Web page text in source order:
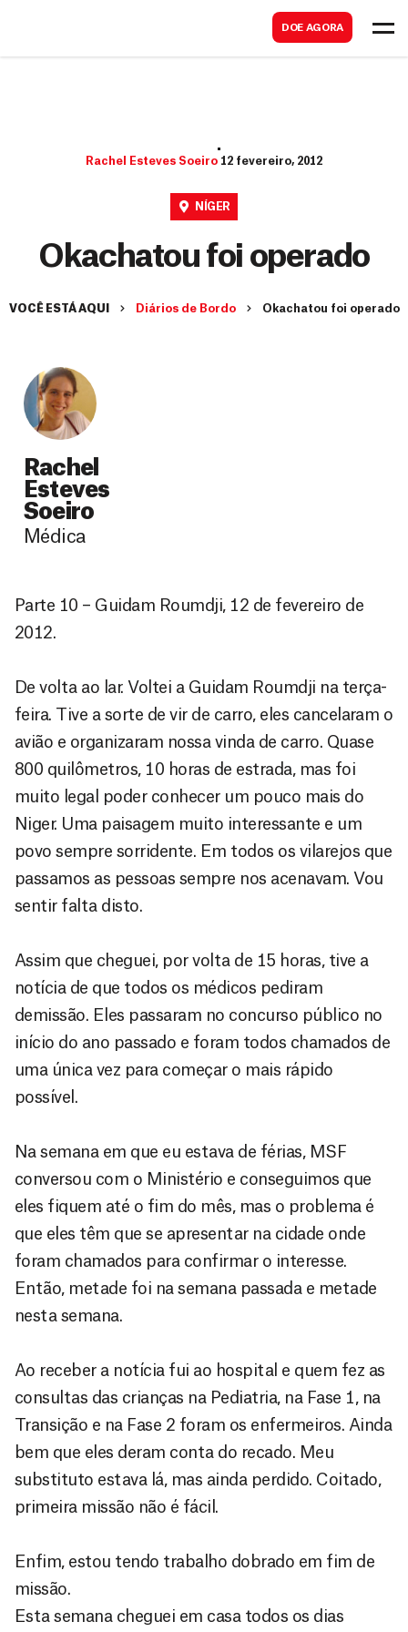
DOE AGORA
Rachel Esteves Soeiro 12 fevereiro, 2012
NÍGER
Okachatou foi operado
VOCÊ ESTÁ AQUI Diários de Bordo Okachatou foi operado
Rachel
Esteves
Soeiro
Médica
Parte 10 – Guidam Roumdji, 12 de fevereiro de
2012.
De volta ao lar. Voltei a Guidam Roumdji na terça-
feira. Tive a sorte de vir de carro, eles cancelaram o
avião e organizaram nossa vinda de carro. Quase
800 quilômetros, 10 horas de estrada, mas foi
muito legal poder conhecer um pouco mais do
Niger. Uma paisagem muito interessante e um
povo sempre sorridente. Em todos os vilarejos que
passamos as pessoas sempre nos acenavam. Vou
sentir falta disto.
Assim que cheguei, por volta de 15 horas, tive a
notícia de que todos os médicos pediram
demissão. Eles passaram no concurso público no
início do ano passado e foram todos chamados de
uma única vez para começar o mais rápido
possível.
Na semana em que eu estava de férias, MSF
conversou com o Ministério e conseguimos que
eles fiquem até o fim do mês, mas o problema é
que eles têm que se apresentar na cidade onde
foram chamados para confirmar o interesse.
Então, metade foi na semana passada e metade
nesta semana.
Ao receber a notícia fui ao hospital e quem fez as
consultas das crianças na Pediatria, na Fase 1, na
Transição e na Fase 2 foram os enfermeiros. Ainda
bem que eles deram conta do recado. Meu
substituto estava lá, mas ainda perdido. Coitado,
primeira missão não é fácil.
Enfim, estou tendo trabalho dobrado em fim de
missão.
Esta semana cheguei em casa todos os dias